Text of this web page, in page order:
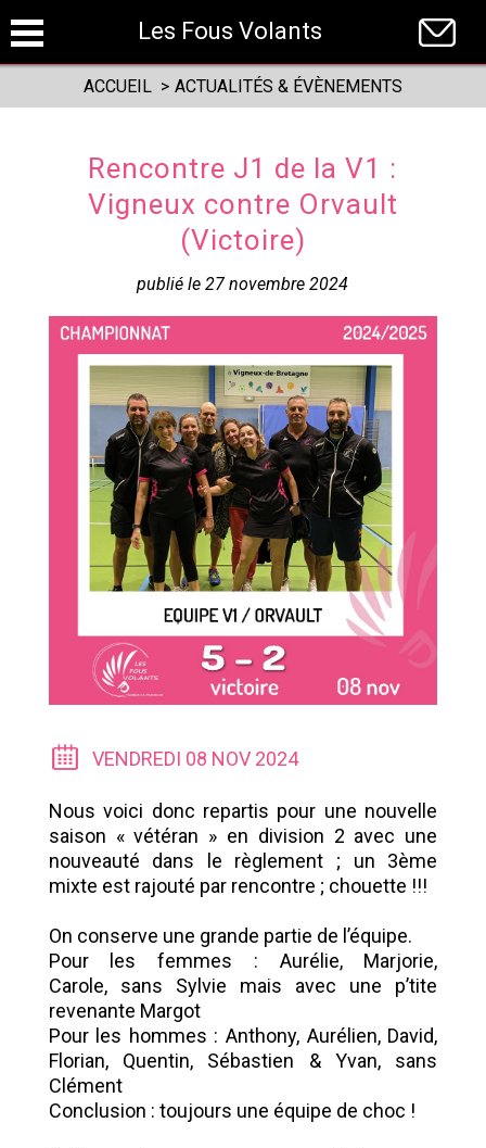
Les Fous Volants
ACCUEIL > ACTUALITÉS & ÉVÈNEMENTS
Rencontre J1 de la V1 :
Vigneux contre Orvault
(Victoire)
publié le 27 novembre 2024
VENDREDI 08 NOV 2024
Nous voici donc repartis pour une nouvelle
saison « vétéran » en division 2 avec une
nouveauté dans le règlement ; un 3ème
mixte est rajouté par rencontre ; chouette !!!
On conserve une grande partie de l’équipe.
Pour les femmes : Aurélie, Marjorie,
Carole, sans Sylvie mais avec une p’tite
revenante Margot
Pour les hommes : Anthony, Aurélien, David,
Florian, Quentin, Sébastien & Yvan, sans
Clément
Conclusion : toujours une équipe de choc !